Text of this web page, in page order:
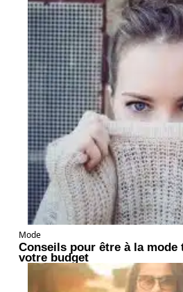
Mode
Conseils pour être à la mode
votre budget